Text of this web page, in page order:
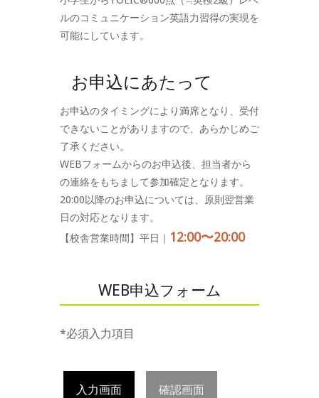
ルのコミュニケーション英語力習得の実現を
可能にしています。
お申込にあたって
お申込のタイミングにより満席となり、受付
できないことがありますので、あらかじめご
了承ください。
WEBフォームからのお申込後、担当者から
の連絡をもちまして参加確定となります。
20:00以降のお申込については、原則翌営業
日の対応となります。
【校舎営業時間】平日｜ 12:00〜20:00
WEB申込フォーム
*必須入力項目
入力画面 確認画面